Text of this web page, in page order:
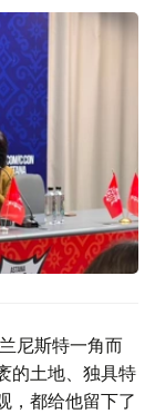
尼斯特一角而
的土地、独具特
，都给他留下了